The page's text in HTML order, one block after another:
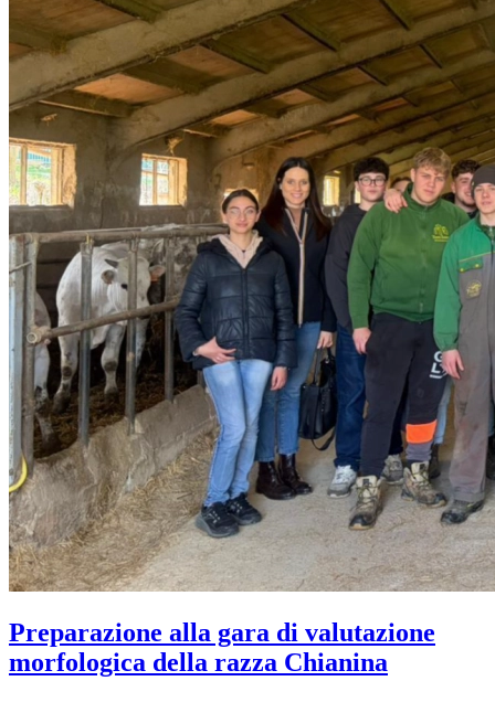
Preparazione alla gara di valutazione
morfologica della razza Chianina